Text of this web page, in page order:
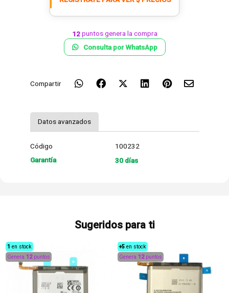
12puntos genera la compra
Consulta por WhatsApp
Compartir
Datos avanzados
Código
100232
Garantía
30 días
Sugeridos para ti
1 en stock
Genera 12puntos
+5 en stock
Genera 12puntos